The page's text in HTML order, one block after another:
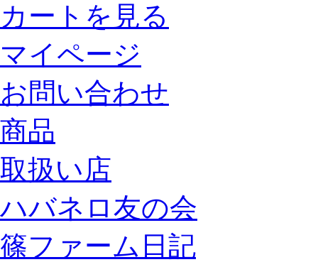
カートを見る
マイページ
お問い合わせ
商品
取扱い店
ハバネロ友の会
篠ファーム日記